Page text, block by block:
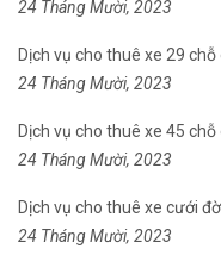
24 Tháng Mười, 2023
Dịch vụ cho thuê xe 29 chỗ
24 Tháng Mười, 2023
Dịch vụ cho thuê xe 45 chỗ
24 Tháng Mười, 2023
Dịch vụ cho thuê xe cưới
24 Tháng Mười, 2023